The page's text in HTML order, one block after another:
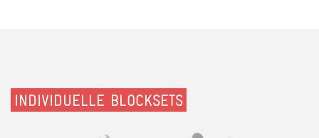
INDIVIDUELLE BLOCKSETS